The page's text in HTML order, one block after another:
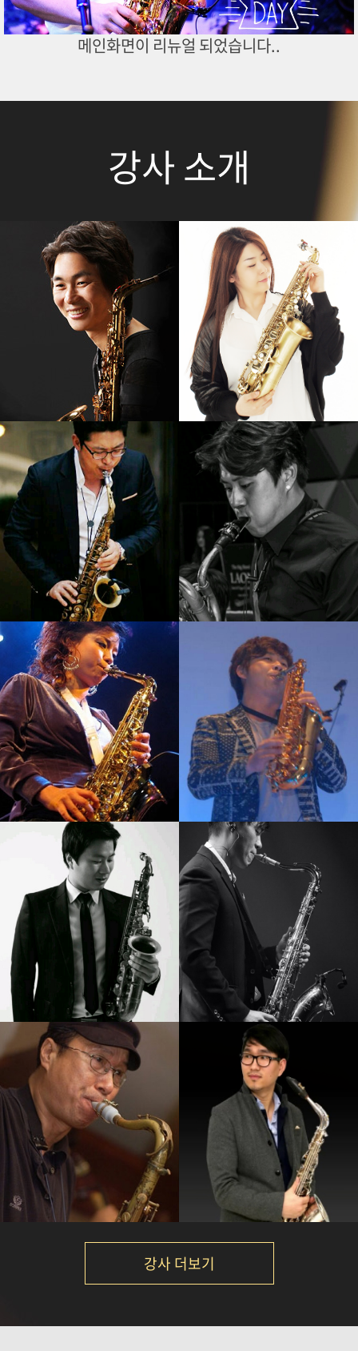
메인화면이 리뉴얼 되었습니다..
강사 소개
강기만
강의보기
임정윤
강의보기
김병우
강의보기
서현진
강의보기
김니나
강의보기
노영현
강의보기
김성길
강의보기
임민택
강의보기
강사 더보기